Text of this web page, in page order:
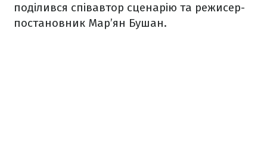
поділився співавтор сценарію та режисер-
постановник Мар’ян Бушан.